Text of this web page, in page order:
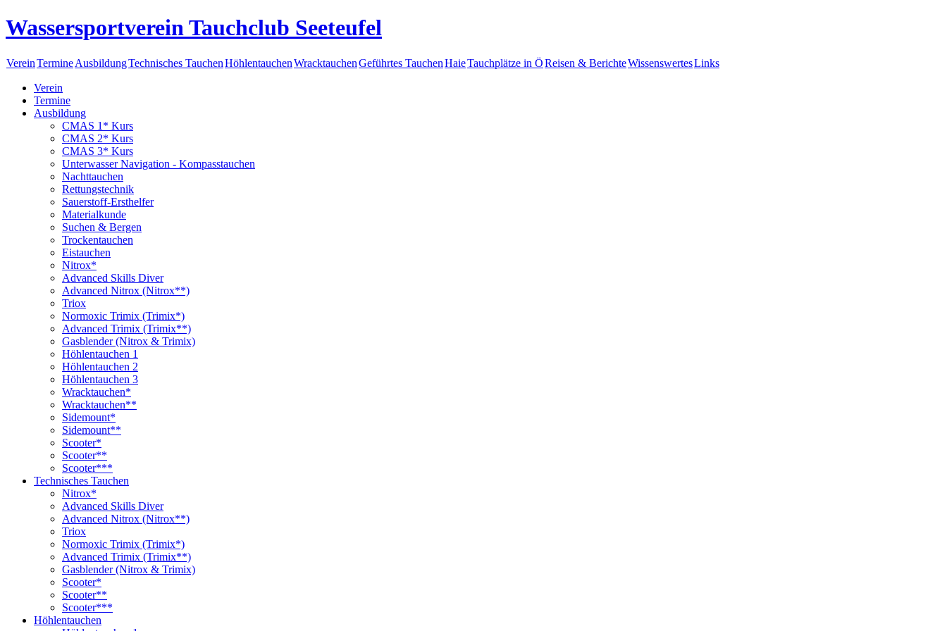
Wassersportverein Tauchclub Seeteufel
VereinTermineAusbildungTechnisches TauchenHöhlentauchenWracktauchenGeführtes TauchenHaieTauchplätze in ÖReisen & BerichteWissenswertesLinks
Verein
Termine
Ausbildung
CMAS 1* Kurs
CMAS 2* Kurs
CMAS 3* Kurs
Unterwasser Navigation - Kompasstauchen
Nachttauchen
Rettungstechnik
Sauerstoff-Ersthelfer
Materialkunde
Suchen & Bergen
Trockentauchen
Eistauchen
Nitrox*
Advanced Skills Diver
Advanced Nitrox (Nitrox**)
Triox
Normoxic Trimix (Trimix*)
Advanced Trimix (Trimix**)
Gasblender (Nitrox & Trimix)
Höhlentauchen 1
Höhlentauchen 2
Höhlentauchen 3
Wracktauchen*
Wracktauchen**
Sidemount*
Sidemount**
Scooter*
Scooter**
Scooter***
Technisches Tauchen
Nitrox*
Advanced Skills Diver
Advanced Nitrox (Nitrox**)
Triox
Normoxic Trimix (Trimix*)
Advanced Trimix (Trimix**)
Gasblender (Nitrox & Trimix)
Scooter*
Scooter**
Scooter***
Höhlentauchen